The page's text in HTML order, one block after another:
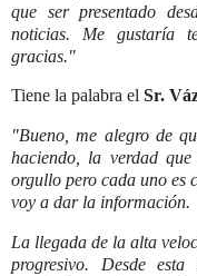
que ser presentado
noticias. Me gustaría
gracias."
Tiene la palabra el Sr.
"Bueno, me alegro de
haciendo, la verdad
orgullo pero cada uno es
voy a dar la información.
La llegada de la alta
progresivo. Desde